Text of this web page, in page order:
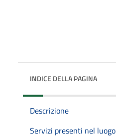
INDICE DELLA PAGINA
Descrizione
Servizi presenti nel luogo